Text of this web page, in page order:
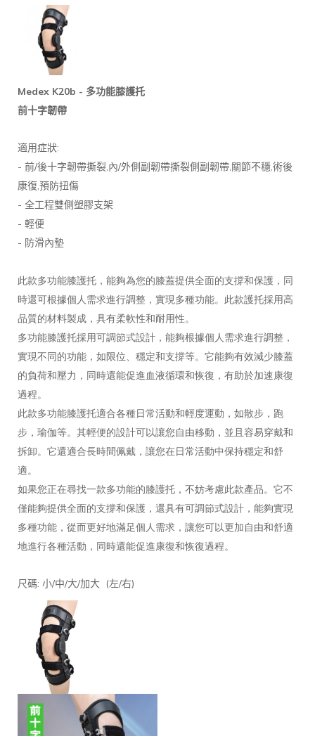
Medex K20b - 多功能膝護托
前十字韌帶
適用症狀:
- 前/後十字韌帶撕裂,內/外側副韌帶撕裂側副韌帶, 關節不穩,術後
康復,預防扭傷
- 全工程雙側塑膠支架
- 輕便
- 防滑內墊
此款多功能膝護托，能夠為您的膝蓋提供全面的支撐和保護，同
時還可根據個人需求進行調整，實現多種功能。此款護托採用高
品質的材料製成，具有柔軟性和耐用性。
多功能膝護托採用可調節式設計，能夠根據個人需求進行調整，
實現不同的功能，如限位、穩定和支撐等。它能夠有效減少膝蓋
的負荷和壓力，同時還能促進血液循環和恢復，有助於加速康復
過程。
此款多功能膝護托適合各種日常活動和輕度運動，如散步，跑
步，瑜伽等。其輕便的設計可以讓您自由移動，並且容易穿戴和
拆卸。它還適合長時間佩戴，讓您在日常活動中保持穩定和舒
適。
如果您正在尋找一款多功能的膝護托，不妨考慮此款產品。它不
僅能夠提供全面的支撐和保護，還具有可調節式設計，能夠實現
多種功能，從而更好地滿足個人需求，讓您可以更加自由和舒適
地進行各種活動，同時還能促進康復和恢復過程。
尺碼: 小/中/大/加大 (左/右)